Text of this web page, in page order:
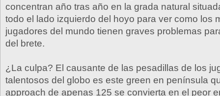
concentran año tras año en la grada natural
todo el lado izquierdo del hoyo para ver como los
jugadores del mundo tienen graves problemas
del brete.
¿La culpa? El causante de las pesadillas de los
talentosos del globo es este green en península
approach de apenas 125 se convierta en el peor